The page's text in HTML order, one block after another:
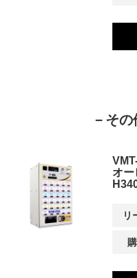
－そ
オー
リ